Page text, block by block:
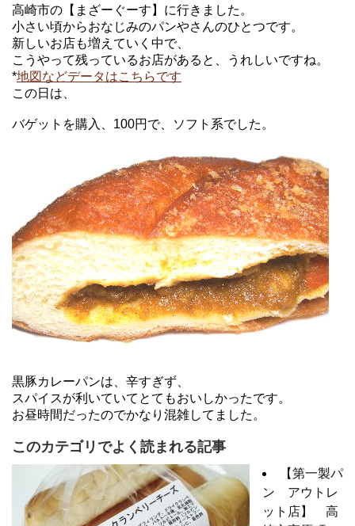
高崎市の【まざーぐーす】に行きました。
小さい頃からおなじみのパンやさんのひとつです。
新しいお店も増えていく中で、
こうやって残っているお店があると、うれしいですね。
*地図などデータはこちらです
この日は、
バゲットを購入、100円で、ソフト系でした。
黒豚カレーパンは、辛すぎず、
スパイスが利いていてとてもおいしかったです。
お昼時間だったのでかなり混雑してました。
このカテゴリでよく読まれる記事
【第一製パ
ン アウトレ
ット店】 高